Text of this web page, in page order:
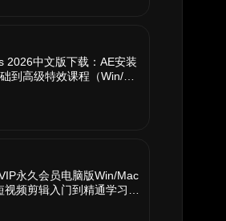
2026中文版下载：AE安装
到高级特效课程（Win/Ma
永久会员电脑版Win/Mac
视频剪辑入门到精通学习教